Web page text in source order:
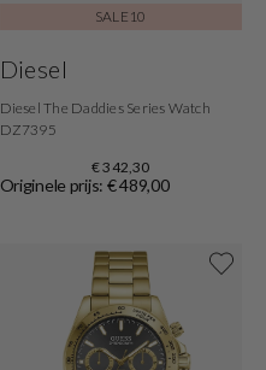
SALE10
Diesel
Diesel The Daddies Series Watch
DZ7395
€ 342,30
Originele prijs: € 489,00